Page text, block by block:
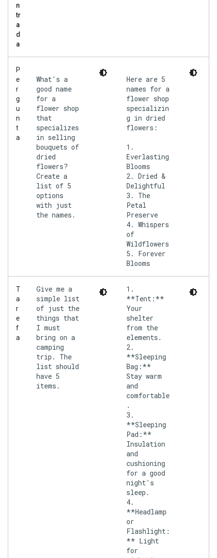
n
tr
a
d
a
P
e
r
g
u
n
t
a
What's a
good name
for a
flower shop
that
specializes
in selling
bouquets of
dried
flowers?
Create a
list of 5
options
with just
the names.
Here are 5
names for a
flower shop
specializin
g in dried
flowers:
1.
Everlasting
Blooms
2. Dried &
Delightful
3. The
Petal
Preserve
4. Whispers
of
Wildflowers
5. Forever
T
a
r
e
f
a
Give me a
simple list
of just the
things that
I must
bring on a
camping
trip. The
list should
have 5
items.
1.
**Tent:**
Your
shelter
from the
elements.
2.
**Sleeping
Bag:**
Stay warm
and
comfortable
.
3.
**Sleeping
Pad:**
Insulation
and
cushioning
for a good
night's
sleep.
4.
**Headlamp
or
Flashlight:
** Light
for